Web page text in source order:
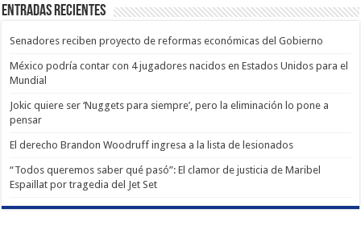
Entradas recientes
Senadores reciben proyecto de reformas económicas del Gobierno
México podría contar con 4 jugadores nacidos en Estados Unidos para el
Mundial
Jokic quiere ser ‘Nuggets para siempre’, pero la eliminación lo pone a
pensar
El derecho Brandon Woodruff ingresa a la lista de lesionados
“Todos queremos saber qué pasó”: El clamor de justicia de Maribel
Espaillat por tragedia del Jet Set